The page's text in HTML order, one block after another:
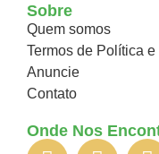
Sobre
Quem somos
Termos de Política
Anuncie
Contato
Onde Nos